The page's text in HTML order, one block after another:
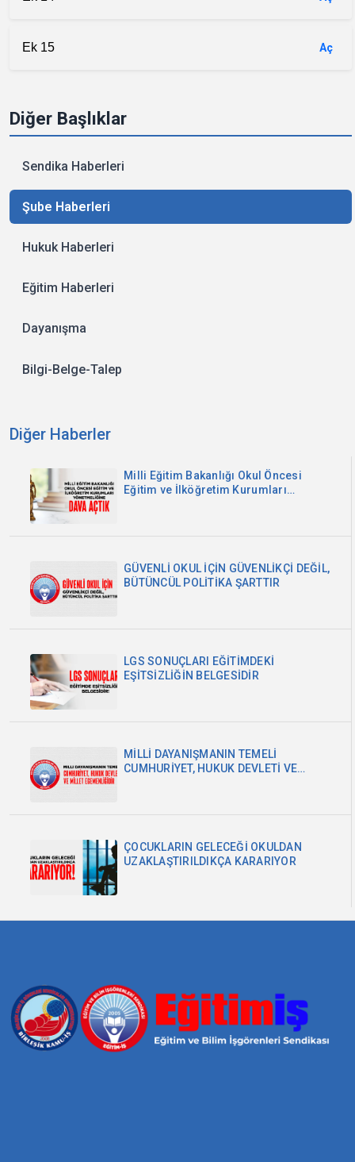
Ek 15 Aç
Diğer Başlıklar
Sendika Haberleri
Şube Haberleri
Hukuk Haberleri
Eğitim Haberleri
Dayanışma
Bilgi-Belge-Talep
Diğer Haberler
Milli Eğitim Bakanlığı Okul Öncesi
Eğitim ve İlköğretim Kurumları
GÜVENLİ OKUL İÇİN GÜVENLİKÇİ DEĞİL,
BÜTÜNCÜL POLİTİKA ŞARTTIR
LGS SONUÇLARI EĞİTİMDEKİ
EŞİTSİZLİĞİN BELGESİDİR
MİLLİ DAYANIŞMANIN TEMELİ
CUMHURİYET, HUKUK DEVLETİ VE
ÇOCUKLARIN GELECEĞİ OKULDAN
UZAKLAŞTIRILDIKÇA KARARIYOR